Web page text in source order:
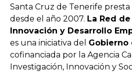
Santa Cruz de Tenerife presta
desde el año 2007. La Red
Innovación y Desarrollo
es una iniciativa del Gobierno
cofinanciada por la Agencia
Investigación, Innovación y